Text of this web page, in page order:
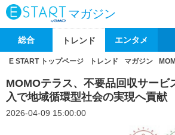
マガジン
総合 トレンド エンタメ
E START トップページ トレンド マガジン
MOMOテラス、不要品回収サービ
入で地域循環型社会の実現へ貢献
2026-04-09 15:00:00